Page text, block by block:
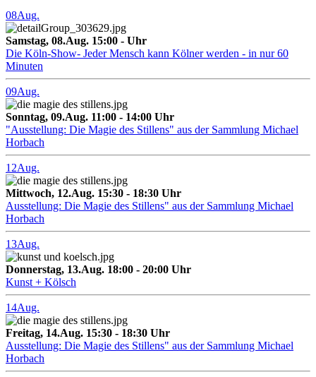
08Aug.
Samstag, 08.Aug. 15:00 - Uhr
Die Köln-Show- Jeder Mensch kann Kölner werden - in nur 60
Minuten
09Aug.
Sonntag, 09.Aug. 11:00 - 14:00 Uhr
"Ausstellung: Die Magie des Stillens" aus der Sammlung Michael
Horbach
12Aug.
Mittwoch, 12.Aug. 15:30 - 18:30 Uhr
Ausstellung: Die Magie des Stillens" aus der Sammlung Michael
Horbach
13Aug.
Donnerstag, 13.Aug. 18:00 - 20:00 Uhr
Kunst + Kölsch
14Aug.
Freitag, 14.Aug. 15:30 - 18:30 Uhr
Ausstellung: Die Magie des Stillens" aus der Sammlung Michael
Horbach